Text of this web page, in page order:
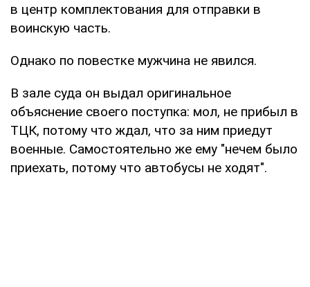
в центр комплектования для отправки в
воинскую часть.
Однако по повестке мужчина не явился.
В зале суда он выдал оригинальное
объяснение своего поступка: мол, не прибыл в
ТЦК, потому что ждал, что за ним приедут
военные. Самостоятельно же ему "нечем было
приехать, потому что автобусы не ходят".